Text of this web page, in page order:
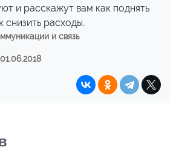
и расскажут вам как поднять
снизить расходы.
и связь
01.06.2018